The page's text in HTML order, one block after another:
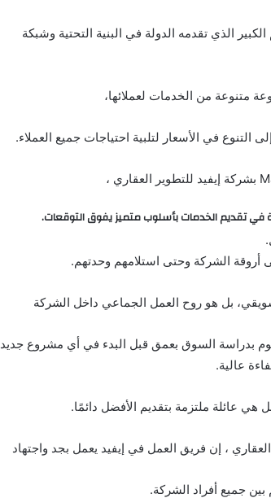
الذي تقدمه الدولة في البنية التحتية وشبكة
متنوعة من الخدمات لعملائها،
التنوع في الأسعار لتلبية احتياجات جميع العملاء.
في تقديم الخدمات بأسلوب متميز يفوق التوقعات.
أروقة الشركة وحتى استلامهم وحدتهم.
بل هو روح العمل الجماعي داخل الشركة
بدراسة السوق بعمق قبل البدء في أي مشروع جديد
عالية.
عائلة ملتزمة بتقديم الأفضل دائمًا.
بين جميع أفراد الشركة.